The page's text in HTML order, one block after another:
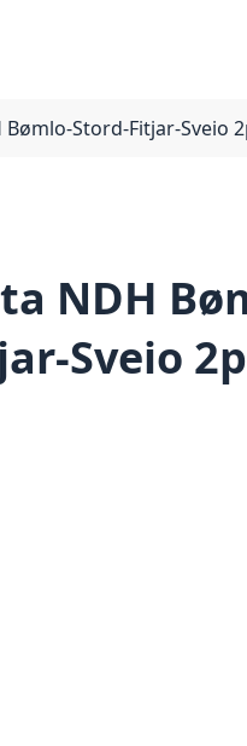
Stord-Fitjar-Sveio
NDH
Sveio